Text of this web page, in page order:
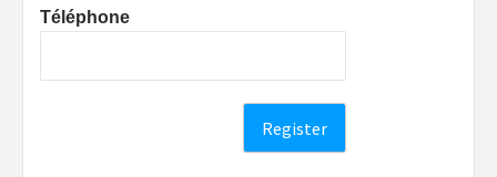
Téléphone